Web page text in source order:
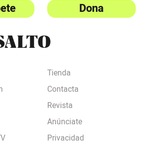
Dona
Tienda
Contacta
Revista
Anúnciate
Privacidad